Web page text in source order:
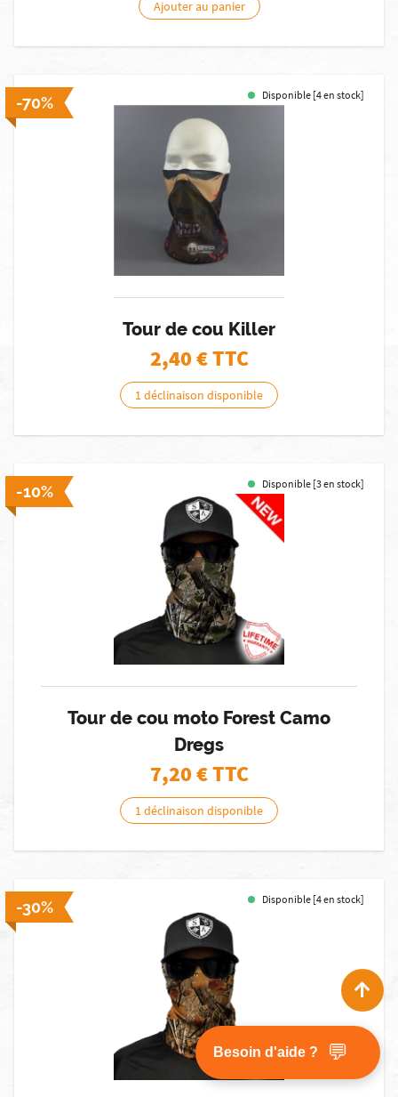
Ajouter au panier
-70% Disponible [4 en stock]
Tour de cou Killer
2,40€ TTC
1 déclinaison disponible
-10% Disponible [3 en stock]
Tour de cou moto Forest Camo
Dregs
7,20€ TTC
1 déclinaison disponible
-30% Disponible [4 en stock]
Besoin d'aide ? 💬